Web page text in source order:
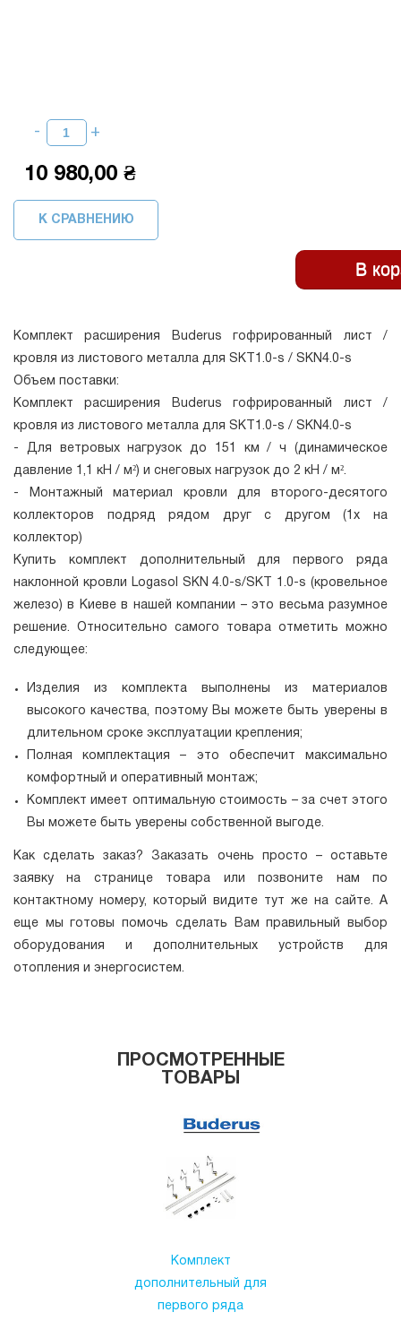
10 980,00 ₴
К СРАВНЕНИЮ
Комплект расширения Buderus гофрированный лист /
кровля из листового металла для SKT1.0-s / SKN4.0-s
Объем поставки:
Комплект расширения Buderus гофрированный лист /
кровля из листового металла для SKT1.0-s / SKN4.0-s
- Для ветровых нагрузок до 151 км / ч (динамическое
давление 1,1 кН / м²) и снеговых нагрузок до 2 кН / м².
- Монтажный материал кровли для второго-десятого
коллекторов подряд рядом друг с другом (1x на
коллектор)
Купить комплект дополнительный для первого ряда
наклонной кровли Logasol SKN 4.0-s/SKT 1.0-s (кровельное
железо) в Киеве в нашей компании – это весьма разумное
решение. Относительно самого товара отметить можно
следующее:
Изделия из комплекта выполнены из материалов
высокого качества, поэтому Вы можете быть уверены в
длительном сроке эксплуатации крепления;
Полная комплектация – это обеспечит максимально
комфортный и оперативный монтаж;
Комплект имеет оптимальную стоимость – за счет этого
Вы можете быть уверены собственной выгоде.
Как сделать заказ? Заказать очень просто – оставьте
заявку на странице товара или позвоните нам по
контактному номеру, который видите тут же на сайте. А
еще мы готовы помочь сделать Вам правильный выбор
оборудования и дополнительных устройств для
отопления и энергосистем.
ПРОСМОТРЕННЫЕ
ТОВАРЫ
Комплект
дополнительный для
первого ряда